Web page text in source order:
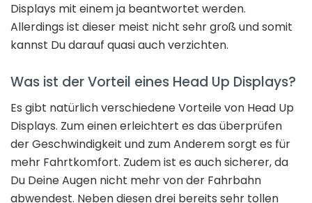
Displays mit einem ja beantwortet werden.
Allerdings ist dieser meist nicht sehr groß und somit
kannst Du darauf quasi auch verzichten.
Was ist der Vorteil eines Head Up Displays?
Es gibt natürlich verschiedene Vorteile von Head Up
Displays. Zum einen erleichtert es das überprüfen
der Geschwindigkeit und zum Anderem sorgt es für
mehr Fahrtkomfort. Zudem ist es auch sicherer, da
Du Deine Augen nicht mehr von der Fahrbahn
abwendest. Neben diesen drei bereits sehr tollen